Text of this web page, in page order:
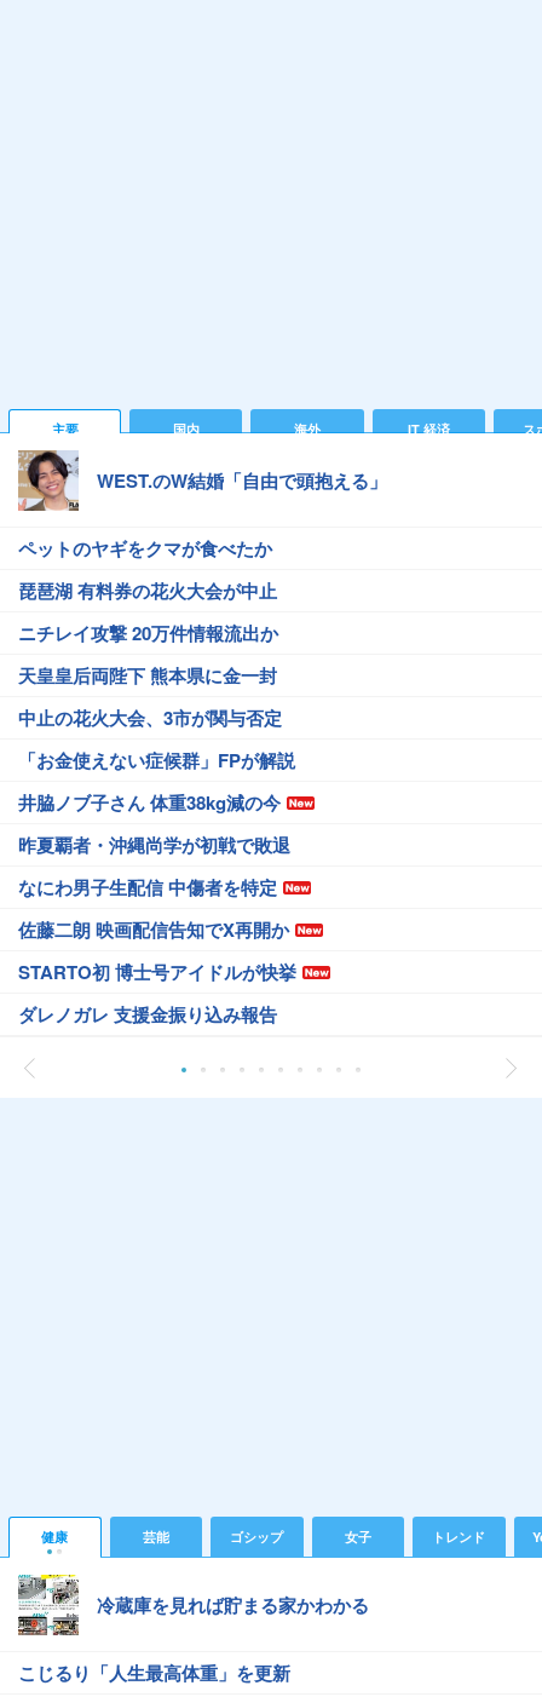
主要 国内 海外 IT 経済 ス
WEST.のW結婚「自由で頭抱える」
ペットのヤギをクマが食べたか
琵琶湖 有料券の花火大会が中止
ニチレイ攻撃 20万件情報流出か
天皇皇后両陛下 熊本県に金一封
中止の花火大会、3市が関与否定
「お金使えない症候群」FPが解説
井脇ノブ子さん 体重38kg減の今
昨夏覇者・沖縄尚学が初戦で敗退
なにわ男子生配信 中傷者を特定
佐藤二朗 映画配信告知でX再開か
STARTO初 博士号アイドルが快挙
ダレノガレ 支援金振り込み報告
健康 芸能 ゴシップ 女子 トレンド
冷蔵庫を見れば貯まる家かわかる
こじるり「人生最高体重」を更新